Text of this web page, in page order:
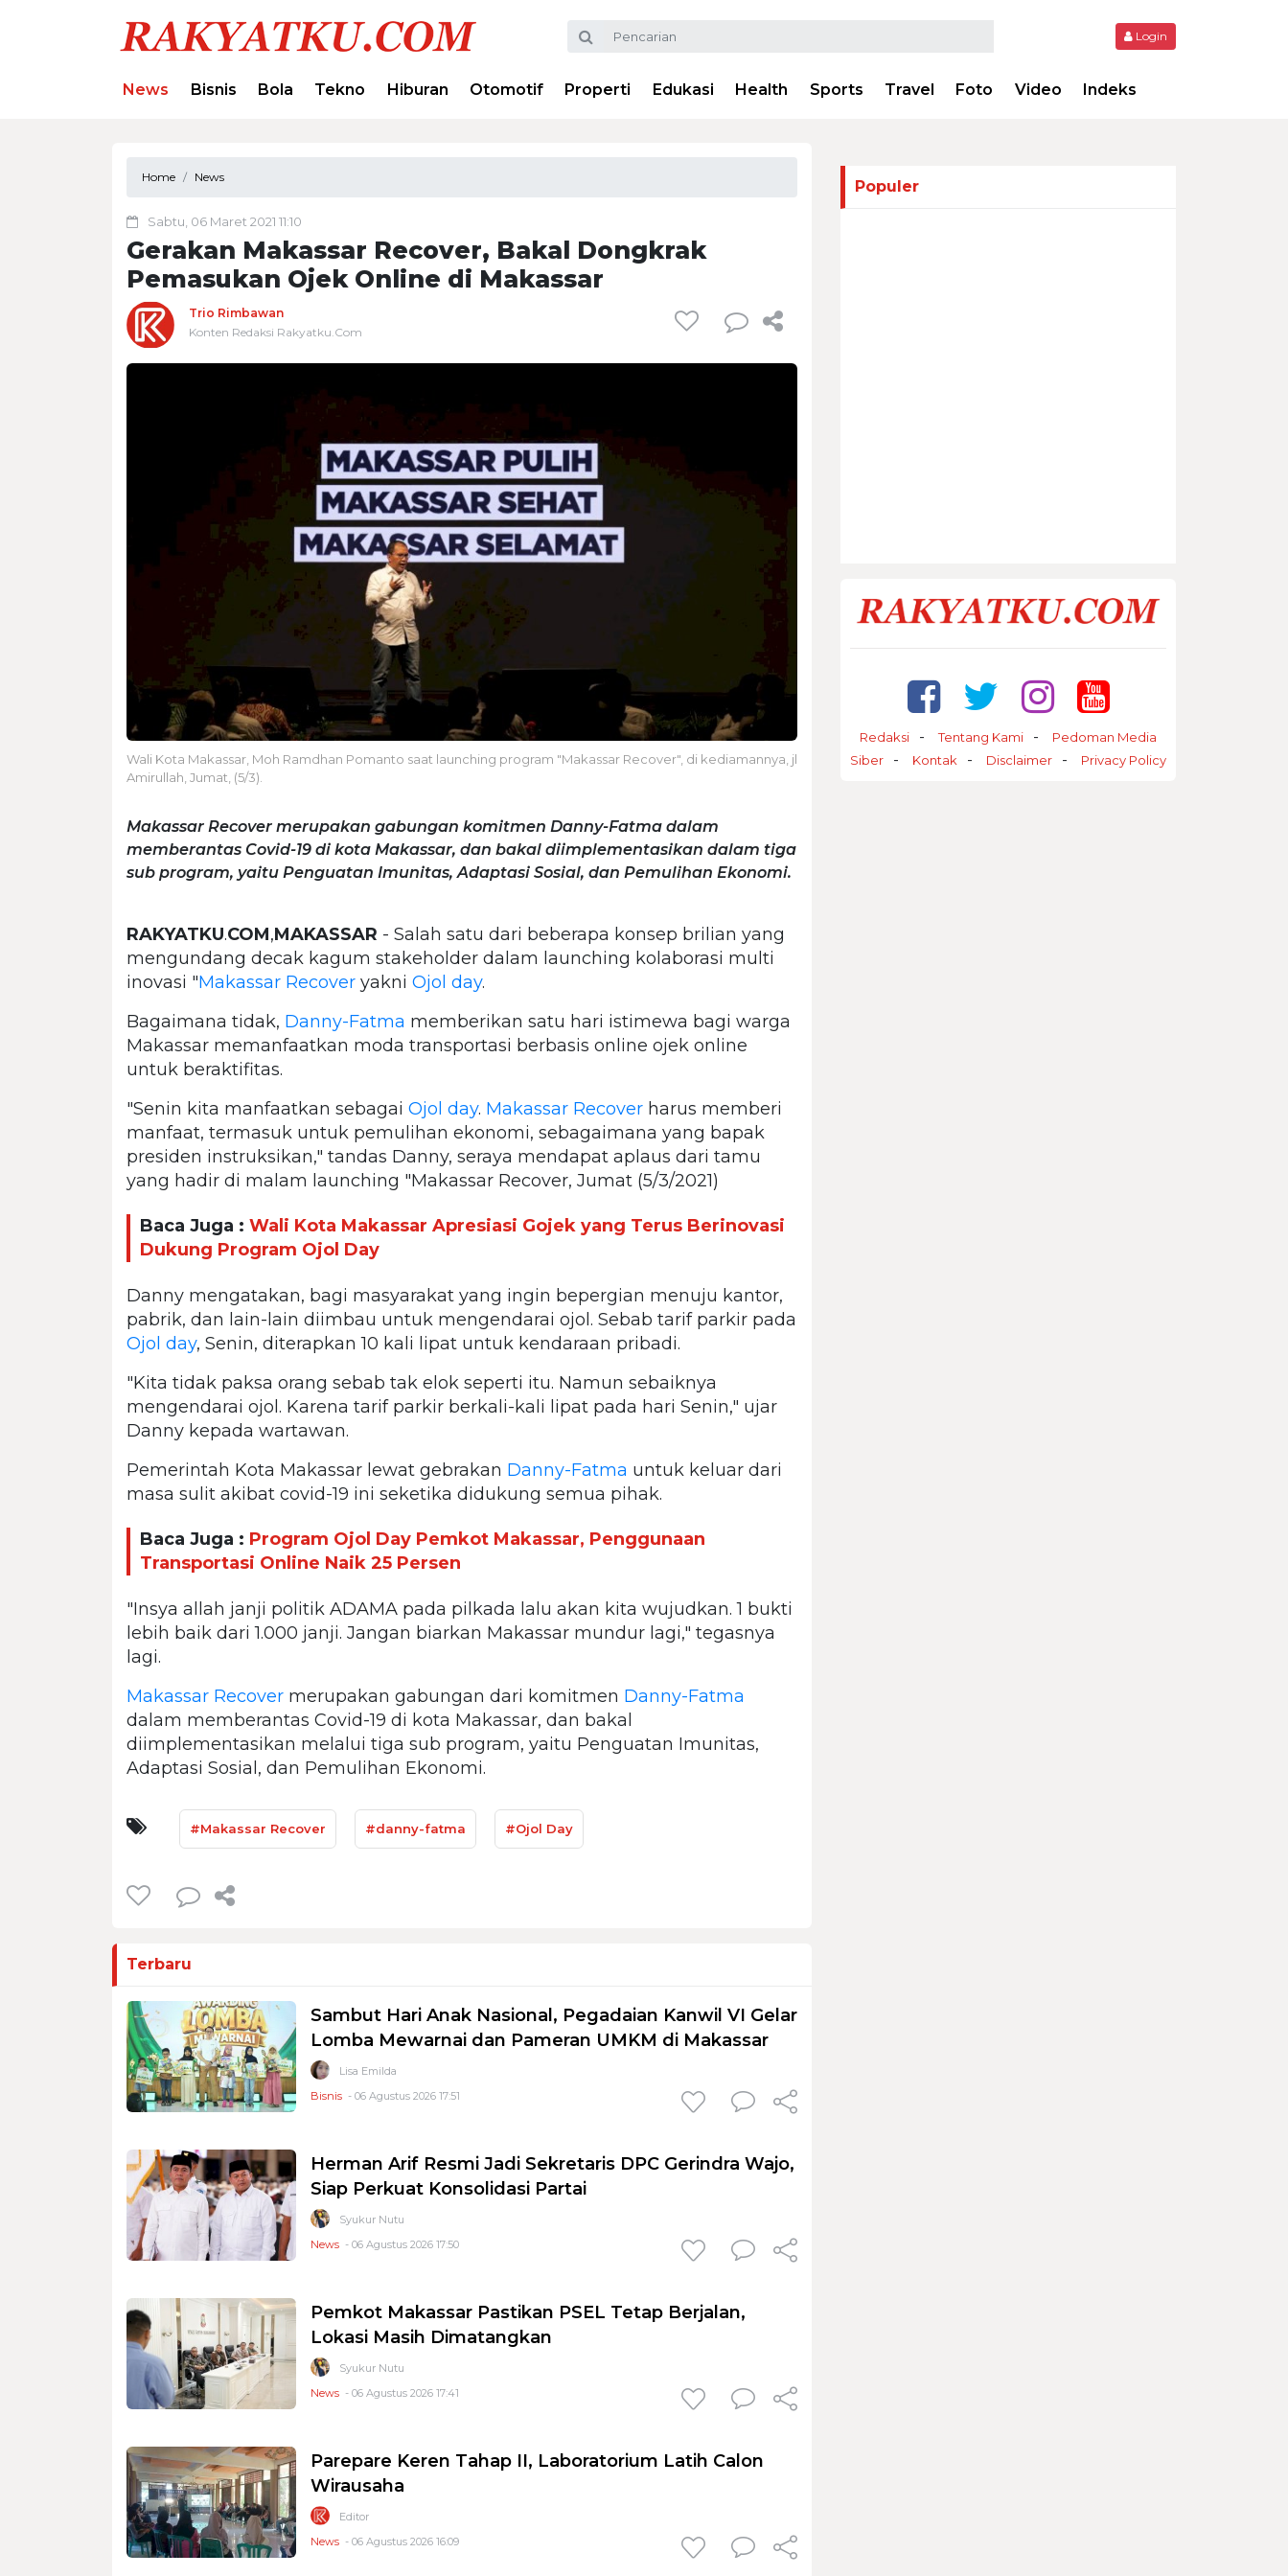
Login
News Bisnis Bola Tekno Hiburan Otomotif Properti Edukasi Health Sports Travel Foto Video Indeks
Home News
Sabtu, 06 Maret 2021 11:10
Gerakan Makassar Recover, Bakal Dongkrak
Pemasukan Ojek Online di Makassar
Trio Rimbawan
Konten Redaksi Rakyatku.Com
Wali Kota Makassar, Moh Ramdhan Pomanto saat launching program "Makassar Recover", di kediamannya, jl
Amirullah, Jumat, (5/3).
Makassar Recover merupakan gabungan komitmen Danny-Fatma dalam
memberantas Covid-19 di kota Makassar, dan bakal diimplementasikan dalam tiga
sub program, yaitu Penguatan Imunitas, Adaptasi Sosial, dan Pemulihan Ekonomi.
RAKYATKU.COM,MAKASSAR - Salah satu dari beberapa konsep brilian yang
mengundang decak kagum stakeholder dalam launching kolaborasi multi
inovasi "Makassar Recover yakni Ojol day.
Bagaimana tidak, Danny-Fatma memberikan satu hari istimewa bagi warga
Makassar memanfaatkan moda transportasi berbasis online ojek online
untuk beraktifitas.
"Senin kita manfaatkan sebagai Ojol day. Makassar Recover harus memberi
manfaat, termasuk untuk pemulihan ekonomi, sebagaimana yang bapak
presiden instruksikan," tandas Danny, seraya mendapat aplaus dari tamu
yang hadir di malam launching "Makassar Recover, Jumat (5/3/2021)
Baca Juga : Wali Kota Makassar Apresiasi Gojek yang Terus Berinovasi
Dukung Program Ojol Day
Danny mengatakan, bagi masyarakat yang ingin bepergian menuju kantor,
pabrik, dan lain-lain diimbau untuk mengendarai ojol. Sebab tarif parkir pada
Ojol day, Senin, diterapkan 10 kali lipat untuk kendaraan pribadi.
"Kita tidak paksa orang sebab tak elok seperti itu. Namun sebaiknya
mengendarai ojol. Karena tarif parkir berkali-kali lipat pada hari Senin," ujar
Danny kepada wartawan.
Pemerintah Kota Makassar lewat gebrakan Danny-Fatma untuk keluar dari
masa sulit akibat covid-19 ini seketika didukung semua pihak.
Baca Juga : Program Ojol Day Pemkot Makassar, Penggunaan
Transportasi Online Naik 25 Persen
"Insya allah janji politik ADAMA pada pilkada lalu akan kita wujudkan. 1 bukti
lebih baik dari 1.000 janji. Jangan biarkan Makassar mundur lagi," tegasnya
lagi.
Makassar Recover merupakan gabungan dari komitmen Danny-Fatma
dalam memberantas Covid-19 di kota Makassar, dan bakal
diimplementasikan melalui tiga sub program, yaitu Penguatan Imunitas,
Adaptasi Sosial, dan Pemulihan Ekonomi.
#Makassar Recover #danny-fatma #Ojol Day
Terbaru
Sambut Hari Anak Nasional, Pegadaian Kanwil VI Gelar
Lomba Mewarnai dan Pameran UMKM di Makassar
Lisa Emilda
Bisnis - 06 Agustus 2026 17:51
Herman Arif Resmi Jadi Sekretaris DPC Gerindra Wajo,
Siap Perkuat Konsolidasi Partai
Syukur Nutu
News - 06 Agustus 2026 17:50
Pemkot Makassar Pastikan PSEL Tetap Berjalan,
Lokasi Masih Dimatangkan
Syukur Nutu
News - 06 Agustus 2026 17:41
Parepare Keren Tahap II, Laboratorium Latih Calon
Wirausaha
Editor
News - 06 Agustus 2026 16:09
Populer
Redaksi Tentang Kami
Pedoman Media
Siber
Kontak Disclaimer Privacy Policy